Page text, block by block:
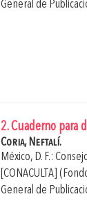
General de
2. Cuaderno para
Coria, Neftalí.
México, D. F.:
[CONACULTA]
General de